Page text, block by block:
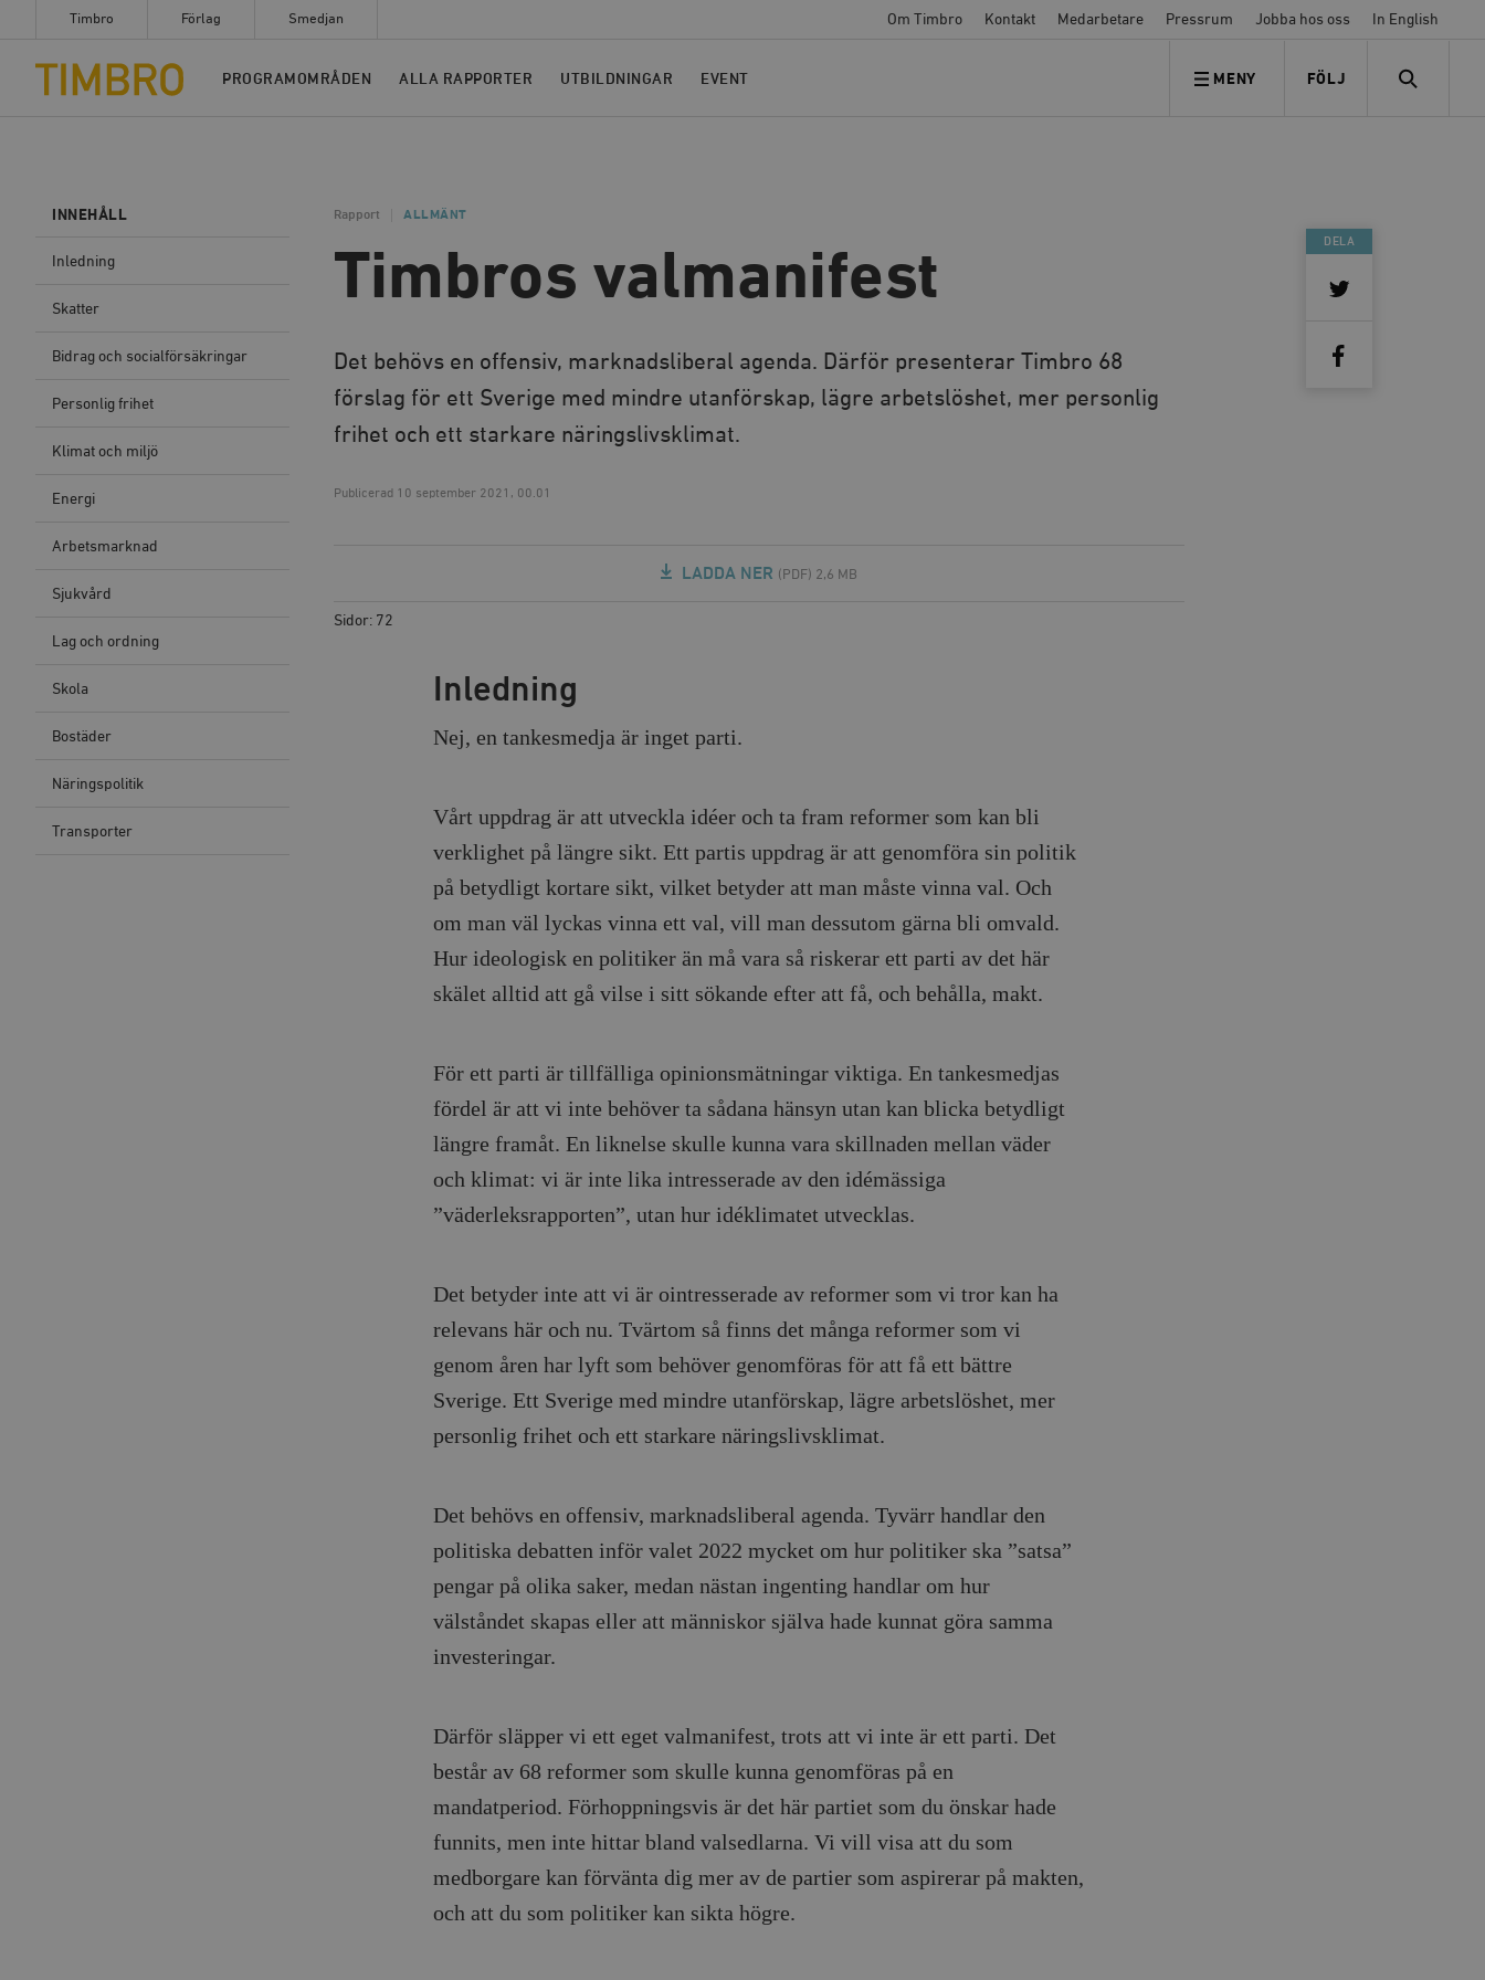
Timbro Förlag Smedjan Om Timbro Kontakt Medarbetare Pressrum Jobba hos oss In English
Timbro PROGRAMOMRÅDEN ALLA RAPPORTER UTBILDNINGAR EVENT MENY FÖLJ
FÖLJ OSS SEARCH
Rapport ALLMÄNT
Timbros valmanifest
Det behövs en offensiv, marknadsliberal agenda. Därför presenterar Timbro 68
förslag för ett Sverige med mindre utanförskap, lägre arbetslöshet, mer personlig
frihet och ett starkare näringslivsklimat.
Publicerad 10 september 2021, 00.01
LADDA NER (PDF) 2,6 MB
Sidor: 72
Inledning
Nej, en tankesmedja är inget parti.
Vårt uppdrag är att utveckla idéer och ta fram reformer som kan bli
verklighet på längre sikt. Ett partis uppdrag är att genomföra sin politik
på betydligt kortare sikt, vilket betyder att man måste vinna val. Och
om man väl lyckas vinna ett val, vill man dessutom gärna bli omvald.
Hur ideologisk en politiker än må vara så riskerar ett parti av det här
skälet alltid att gå vilse i sitt sökande efter att få, och behålla, makt.
För ett parti är tillfälliga opinionsmätningar viktiga. En tankesmedjas
fördel är att vi inte behöver ta sådana hänsyn utan kan blicka betydligt
längre framåt. En liknelse skulle kunna vara skillnaden mellan väder
och klimat: vi är inte lika intresserade av den idémässiga
”väderleksrapporten”, utan hur idéklimatet utvecklas.
Det betyder inte att vi är ointresserade av reformer som vi tror kan ha
relevans här och nu. Tvärtom så finns det många reformer som vi
genom åren har lyft som behöver genomföras för att få ett bättre
Sverige. Ett Sverige med mindre utanförskap, lägre arbetslöshet, mer
personlig frihet och ett starkare näringslivsklimat.
Det behövs en offensiv, marknadsliberal agenda. Tyvärr handlar den
politiska debatten inför valet 2022 mycket om hur politiker ska ”satsa”
pengar på olika saker, medan nästan ingenting handlar om hur
välståndet skapas eller att människor själva hade kunnat göra samma
investeringar.
Därför släpper vi ett eget valmanifest, trots att vi inte är ett parti. Det
består av 68 reformer som skulle kunna genomföras på en
mandatperiod. Förhoppningsvis är det här partiet som du önskar hade
funnits, men inte hittar bland valsedlarna. Vi vill visa att du som
medborgare kan förvänta dig mer av de partier som aspirerar på makten,
och att du som politiker kan sikta högre.
INNEHÅLL
Inledning
Skatter
Bidrag och socialförsäkringar
Personlig frihet
Klimat och miljö
Energi
Arbetsmarknad
Sjukvård
Lag och ordning
Skola
Bostäder
Näringspolitik
Transporter
DELA